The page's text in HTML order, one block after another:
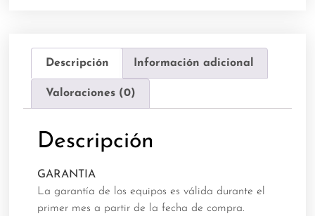
Descripción Información adicional
Valoraciones (0)
Descripción
GARANTIA
La garantía de los equipos es válida durante el
primer mes a partir de la fecha de compra.